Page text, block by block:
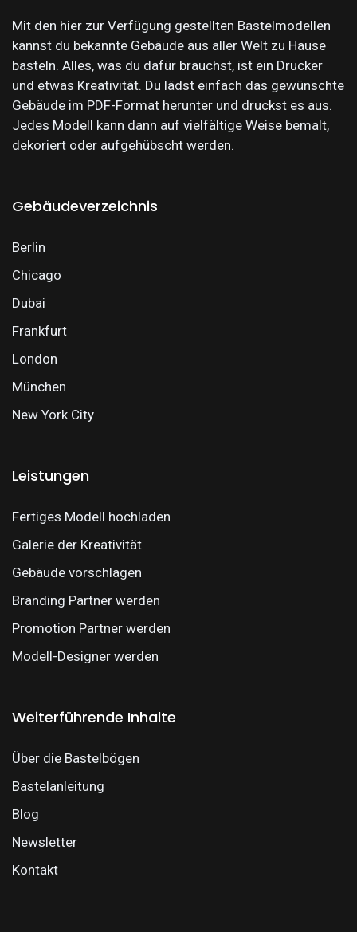
Mit den hier zur Verfügung gestellten Bastelmodellen
kannst du bekannte Gebäude aus aller Welt zu Hause
basteln. Alles, was du dafür brauchst, ist ein Drucker
und etwas Kreativität. Du lädst einfach das gewünschte
Gebäude im PDF-Format herunter und druckst es aus.
Jedes Modell kann dann auf vielfältige Weise bemalt,
dekoriert oder aufgehübscht werden.
Gebäudeverzeichnis
Berlin
Chicago
Dubai
Frankfurt
London
München
New York City
Leistungen
Fertiges Modell hochladen
Galerie der Kreativität
Gebäude vorschlagen
Branding Partner werden
Promotion Partner werden
Modell-Designer werden
Weiterführende Inhalte
Über die Bastelbögen
Bastelanleitung
Blog
Newsletter
Kontakt